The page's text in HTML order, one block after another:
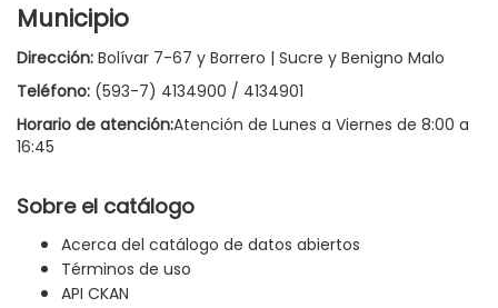
Municipio
Dirección: Bolívar 7-67 y Borrero | Sucre y Benigno Malo
Teléfono: (593-7) 4134900 / 4134901
Horario de atención:Atención de Lunes a Viernes de 8:00 a
16:45
Sobre el catálogo
Acerca del catálogo de datos abiertos
Términos de uso
API CKAN